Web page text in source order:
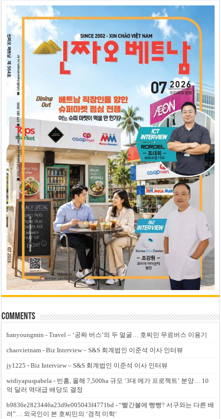
Comments
hanyoungmin -Travel – ‘공짜 버스’의 두 얼굴… 호찌민 무료버스 이용기
chaovietnam -Biz Interview – S&S 회계법인 이준석 이사 인터뷰
jy1225 -Biz Interview – S&S 회계법인 이준석 이사 인터뷰
widiyapuspabela - 빈홈, 올해 7,500ha 규모 ‘3대 메가 프로젝트’ 분양… 10
억 달러 역대급 배당도 결정
b9836e2823446a23d9e005043f4771bd -“빨간불에 빵빵? 서구와는 다른 배
려”… 외국인이 본 호찌민의 ‘경적 미학’